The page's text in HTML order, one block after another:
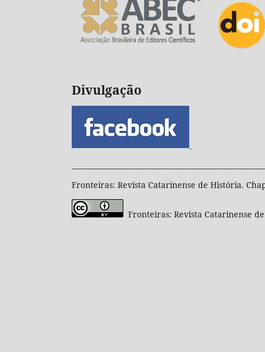
Divulgação
Fronteiras: Revista Catarinense de História.
Fronteiras: Revista Catarinense